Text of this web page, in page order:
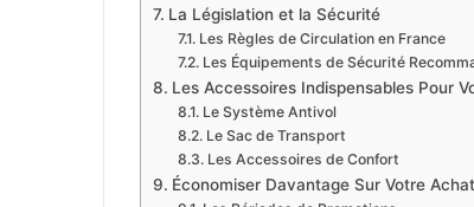
La Législation et la Sécurité
Les Règles de Circulation en France
Les Équipements de Sécurité
Les Accessoires Indispensables Pour
Le Système Antivol
Le Sac de Transport
Les Accessoires de Confort
Économiser Davantage Sur Votre Achat